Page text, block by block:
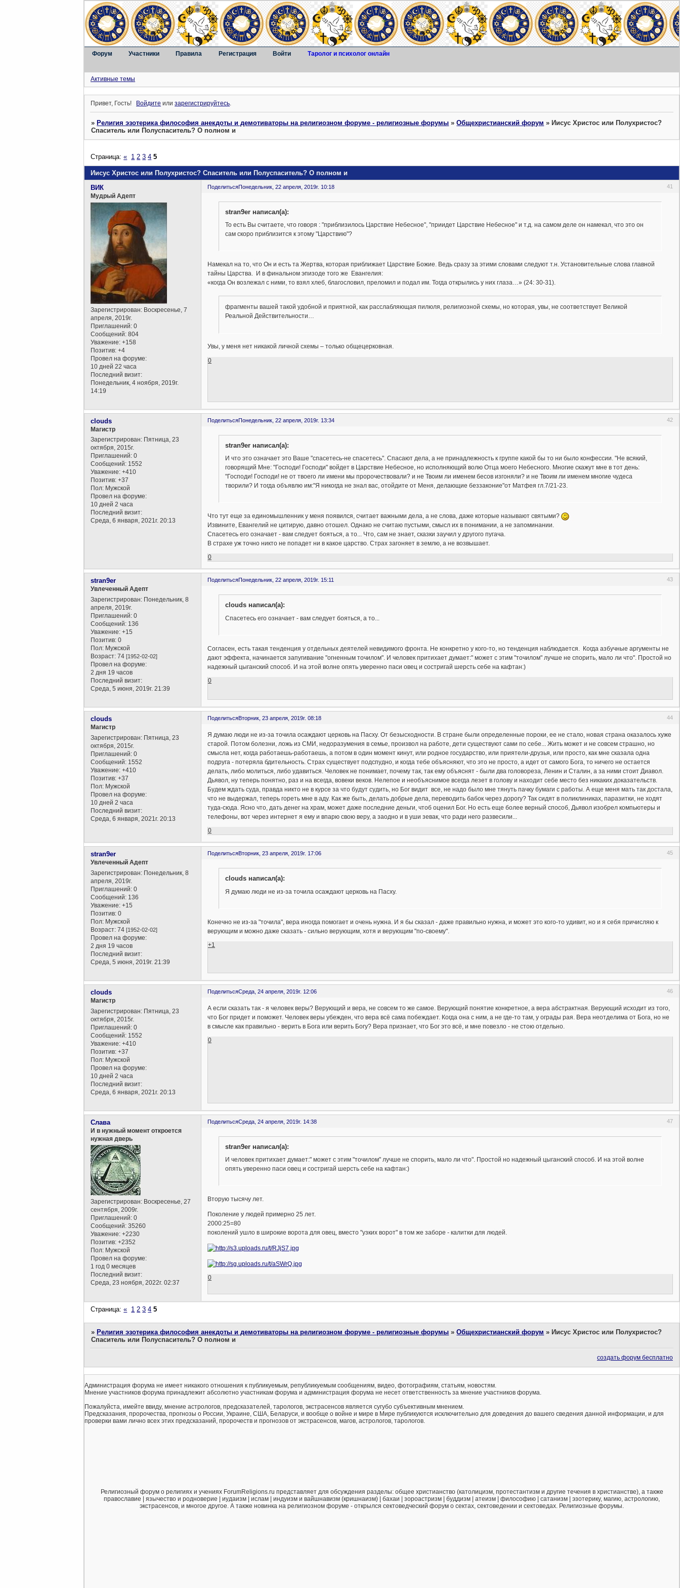
Форум Участники Правила Регистрация Войти Таролог и психолог онлайн
Активные темы
Привет, Гость! Войдите илизарегистрируйтесь.
»Религия эзотерика философия анекдоты и демотиваторы на религиозном форуме - религиозные форумы »Общехристианский форум »Иисус Христос или Полухристос?
Спаситель или Полуспаситель? О полном и
Иисус Христос или Полухристос? Спаситель или Полуспаситель? О полном и
Страница:« 1 2 3 4 5
Поделиться 41
Понедельник, 22 апреля, 2019г. 10:18
ВИК
Мудрый Адепт
Зарегистрирован: Воскресенье, 7
апреля, 2019г.
Приглашений: 0
Сообщений: 804
Уважение: +158
Позитив: +4
Провел на форуме:
10 дней 22 часа
Последний визит:
Понедельник, 4 ноября, 2019г.
14:19
stran9er написал(а):
То есть Вы считаете, что говоря : "приблизилось Царствие Небесное", "приидет Царствие Небесное" и т.д. на самом деле он намекал, что это он
сам скоро приблизится к этому "Царствию"?
Намекал на то, что Он и есть та Жертва, которая приближает Царствие Божие. Ведь сразу за этими словами следуют т.н. Установительные слова главной
тайны Царства. И в финальном эпизоде того же Евангелия:
«когда Он возлежал с ними, то взял хлеб, благословил, преломил и подал им. Тогда открылись у них глаза…» (24: 30-31).
фрагменты вашей такой удобной и приятной, как расслабляющая пилюля, религиозной схемы, но которая, увы, не соответствует Великой
Реальной Действительности…
Увы, у меня нет никакой личной схемы – только общецерковная.
0
Поделиться 42
Понедельник, 22 апреля, 2019г. 13:34
clouds
Магистр
Зарегистрирован: Пятница, 23
октября, 2015г.
Приглашений: 0
Сообщений: 1552
Уважение: +410
Позитив: +37
Пол: Мужской
Провел на форуме:
10 дней 2 часа
Последний визит:
Среда, 6 января, 2021г. 20:13
stran9er написал(а):
И что это означает это Ваше "спасетесь-не спасетесь". Спасают дела, а не принадлежность к группе какой бы то ни было конфессии. "Не всякий,
говорящий Мне: "Господи! Господи" войдет в Царствие Небесное, но исполняющий волю Отца моего Небесного. Многие скажут мне в тот день:
"Господи! Господи! не от твоего ли имени мы пророчествовали? и не Твоим ли именем бесов изгоняли? и не Твоим ли именем многие чудеса
творили? И тогда объявлю им:"Я никогда не знал вас, отойдите от Меня, делающие беззаконие"от Матфея гл.7/21-23.
Что тут еще за единомышленник у меня появился, считает важными дела, а не слова, даже которые называют святыми?
Извините, Евангелий не цитирую, давно отошел. Однако не считаю пустыми, смысл их в понимании, а не запоминании.
Спасетесь его означает - вам следует бояться, а то... Что, сам не знает, сказки заучил у другого пугача.
В страхе уж точно никто не попадет ни в какое царство. Страх загоняет в землю, а не возвышает.
0
Поделиться 43
Понедельник, 22 апреля, 2019г. 15:11
stran9er
Увлеченный Адепт
Зарегистрирован: Понедельник, 8
апреля, 2019г.
Приглашений: 0
Сообщений: 136
Уважение: +15
Позитив: 0
Пол: Мужской
Возраст: 74[1952-02-02]
Провел на форуме:
2 дня 19 часов
Последний визит:
Среда, 5 июня, 2019г. 21:39
clouds написал(а):
Спасетесь его означает - вам следует бояться, а то...
Согласен, есть такая тенденция у отдельных деятелей невидимого фронта. Не конкретно у кого-то, но тенденция наблюдается. Когда азбучные аргументы не
дают эффекта, начинается запугивание "огненным точилом". И человек притихает думает:" может с этим "точилом" лучше не спорить, мало ли что". Простой но
надежный цыганский способ. И на этой волне опять уверенно паси овец и состригай шерсть себе на кафтан:)
0
Поделиться 44
Вторник, 23 апреля, 2019г. 08:18
clouds
Магистр
Зарегистрирован: Пятница, 23
октября, 2015г.
Приглашений: 0
Сообщений: 1552
Уважение: +410
Позитив: +37
Пол: Мужской
Провел на форуме:
10 дней 2 часа
Последний визит:
Среда, 6 января, 2021г. 20:13
Я думаю люди не из-за точила осаждают церковь на Пасху. От безысходности. В стране были определенные пороки, ее не стало, новая страна оказалось хуже
старой. Потом болезни, ложь из СМИ, недоразумения в семье, произвол на работе, дети существуют сами по себе... Жить может и не совсем страшно, но
смысла нет, когда работаешь-работаешь, а потом в один момент кинут, или родное государство, или приятели-друзья, или просто, как мне сказала одна
подруга - потеряла бдительность. Страх существует подспудно, и когда тебе объясняют, что это не просто, а идет от самого Бога, то ничего не остается
делать, либо молиться, либо удавиться. Человек не понимает, почему так, так ему объяснят - были два головореза, Ленин и Сталин, а за ними стоит Диавол.
Дьявол, ну теперь понятно, раз и на всегда, вовеки веков. Нелепое и необъяснимое всегда лезет в голову и находит себе место без никаких доказательств.
Будем ждать суда, правда никто не в курсе за что будут судить, но Бог видит все, не надо было мне тянуть пачку бумаги с работы. А еще меня мать так достала,
что не выдержал, теперь гореть мне в аду. Как же быть, делать добрые дела, переводить бабок через дорогу? Так сидят в поликлиниках, паразитки, не ходят
туда-сюда. Ясно что, дать денег на храм, может даже последние деньги, чтоб оценил Бог. Но есть еще более верный способ, Дьявол изобрел компьютеры и
телефоны, вот через интернет я ему и впарю свою веру, а заодно и в уши зевак, что ради него развесили...
0
Поделиться 45
Вторник, 23 апреля, 2019г. 17:06
stran9er
Увлеченный Адепт
Зарегистрирован: Понедельник, 8
апреля, 2019г.
Приглашений: 0
Сообщений: 136
Уважение: +15
Позитив: 0
Пол: Мужской
Возраст: 74[1952-02-02]
Провел на форуме:
2 дня 19 часов
Последний визит:
Среда, 5 июня, 2019г. 21:39
clouds написал(а):
Я думаю люди не из-за точила осаждают церковь на Пасху.
Конечно не из-за "точила", вера иногда помогает и очень нужна. И я бы сказал - даже правильно нужна, и может это кого-то удивит, но и я себя причисляю к
верующим и можно даже сказать - сильно верующим, хотя и верующим "по-своему".
+1
Поделиться 46
Среда, 24 апреля, 2019г. 12:06
clouds
Магистр
Зарегистрирован: Пятница, 23
октября, 2015г.
Приглашений: 0
Сообщений: 1552
Уважение: +410
Позитив: +37
Пол: Мужской
Провел на форуме:
10 дней 2 часа
Последний визит:
Среда, 6 января, 2021г. 20:13
А если сказать так - я человек веры? Верующий и вера, не совсем то же самое. Верующий понятие конкретное, а вера абстрактная. Верующий исходит из того,
что Бог придет и поможет. Человек веры убежден, что вера всё сама побеждает. Когда она с ним, а не где-то там, у ограды рая. Вера неотделима от Бога, но не
в смысле как правильно - верить в Бога или верить Богу? Вера признает, что Бог это всё, и мне повезло - не стою отдельно.
0
Поделиться 47
Среда, 24 апреля, 2019г. 14:38
Слава
И в нужный момент откроется
нужная дверь
Зарегистрирован: Воскресенье, 27
сентября, 2009г.
Приглашений: 0
Сообщений: 35260
Уважение: +2230
Позитив: +2352
Пол: Мужской
Провел на форуме:
1 год 0 месяцев
Последний визит:
Среда, 23 ноября, 2022г. 02:37
stran9er написал(а):
И человек притихает думает:" может с этим "точилом" лучше не спорить, мало ли что". Простой но надежный цыганский способ. И на этой волне
опять уверенно паси овец и состригай шерсть себе на кафтан:)
Вторую тысячу лет.
Поколение у людей примерно 25 лет.
2000:25=80
поколений ушло в широкие ворота для овец, вместо "узких ворот" в том же заборе - калитки для людей.
0
Страница:« 1 2 3 4 5
» Религия эзотерика философия анекдоты и демотиваторы на религиозном форуме - религиозные форумы »Общехристианский форум » Иисус Христос или Полухристос?
Спаситель или Полуспаситель? О полном и
создать форум бесплатно
Администрация форума не имеет никакого отношения к публикуемым, републикуемым сообщениям, видео, фотографиям, статьям, новостям.
Мнение участников форума принадлежит абсолютно участникам форума и администрация форума не несет ответственность за мнение участников форума.
Пожалуйста, имейте ввиду, мнение астрологов, предсказателей, тарологов, экстрасенсов является сугубо субъективным мнением.
Предсказания, пророчества, прогнозы о России, Украине, США, Беларуси, и вообще о войне и мире в Мире публикуются исключительно для доведения до вашего сведения данной информации, и для
проверки вами лично всех этих предсказаний, пророчеств и прогнозов от экстрасенсов, магов, астрологов, тарологов.
Религиозный форум о религиях и учениях ForumReligions.ru представляет для обсуждения разделы: общее христианство (католицизм, протестантизм и другие течения в христианстве), а также
православие | язычество и родноверие | иудаизм | ислам | индуизм и вайшнавизм (кришнаизм) | бахаи | зороастризм | буддизм | атеизм | философию | сатанизм | эзотерику, магию, астрологию,
экстрасенсов, и многое другое. А также новинка на религиозном форуме - открылся сектоведческий форум о сектах, сектоведении и сектоведах. Религиозные форумы.